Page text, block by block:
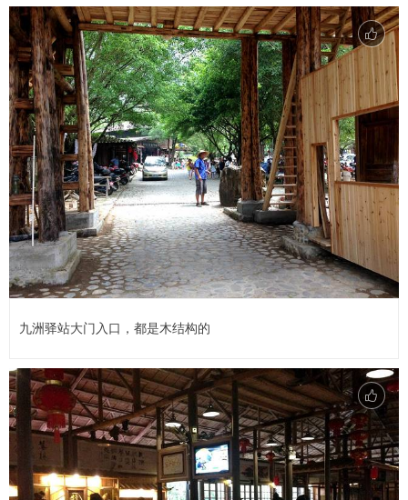
九洲驿站大门入口，都是木结构的